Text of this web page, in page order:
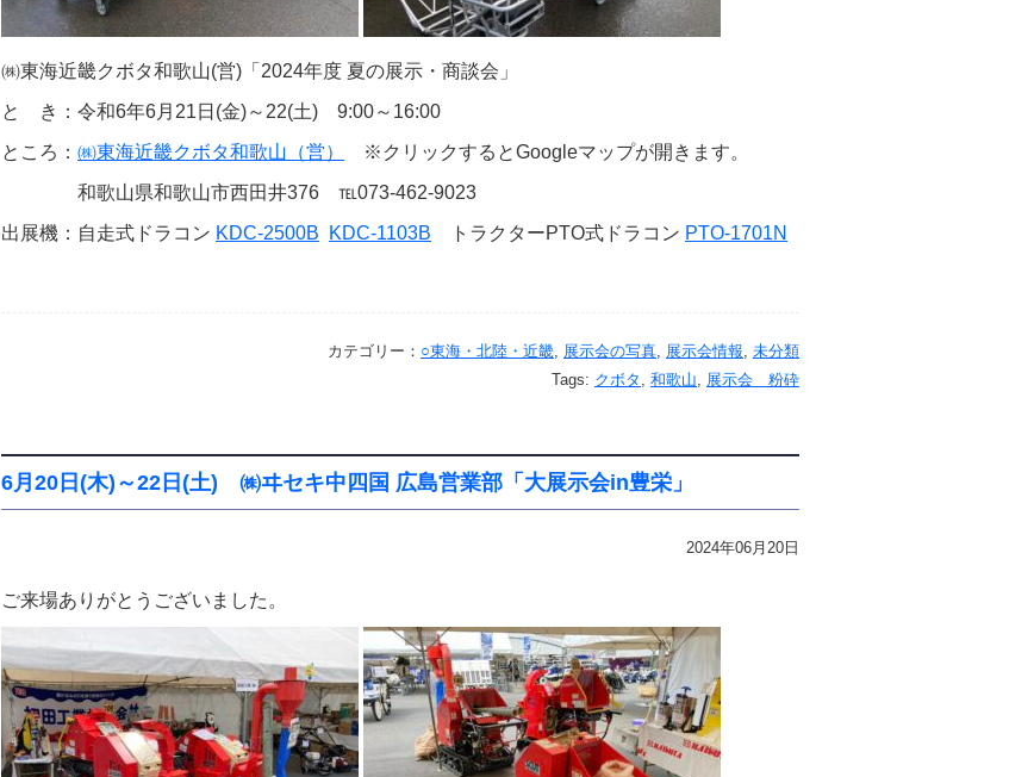
㈱東海近畿クボタ和歌山(営)「2024年度 夏の展示・商談会」
と き：令和6年6月21日(金)～22(土) 9:00～16:00
ところ： ㈱東海近畿クボタ和歌山（営）
※クリックするとGoogleマップが開きます。
和歌山県和歌山市西田井376 ℡073-462-9023
出展機：自走式ドラコン KDC-2500B KDC-1103B トラクターPTO式ドラコン PTO-1701N
カテゴリー： ○東海・北陸・近畿, 展示会の写真, 展示会情報, 未分類
Tags: クボタ , 和歌山, 展示会 粉砕
6月20日(木)～22日(土) ㈱ヰセキ中四国 広島営業部「大展示会in豊栄」
2024年06月20日
ご来場ありがとうございました。